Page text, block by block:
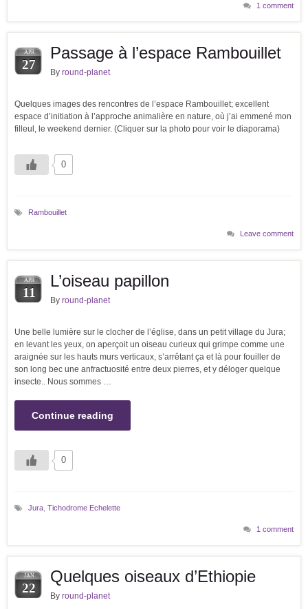
1 comment
APR
27
Passage à l’espace Rambouillet
By round-planet
Quelques images des rencontres de l’espace Rambouillet; excellent
espace d’initiation à l’approche animalière en nature, où j’ai emmené mon
filleul, le weekend dernier. (Cliquer sur la photo pour voir le diaporama)
0
Rambouillet
Leave comment
APR
11
L’oiseau papillon
By round-planet
Une belle lumière sur le clocher de l’église, dans un petit village du Jura;
en levant les yeux, on aperçoit un oiseau curieux qui grimpe comme une
araignée sur les hauts murs verticaux, s’arrêtant ça et là pour fouiller de
son long bec une anfractuosité entre deux pierres, et y déloger quelque
insecte.. Nous sommes …
Continue reading
0
Jura Tichodrome Echelette
1 comment
JAN
22
Quelques oiseaux d’Ethiopie
By round-planet